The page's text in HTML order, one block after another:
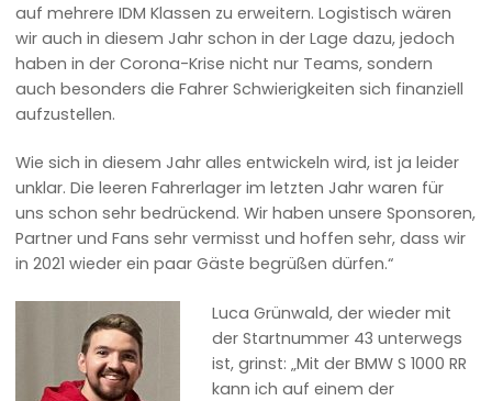
auf mehrere IDM Klassen zu erweitern. Logistisch wären
wir auch in diesem Jahr schon in der Lage dazu, jedoch
haben in der Corona-Krise nicht nur Teams, sondern
auch besonders die Fahrer Schwierigkeiten sich finanziell
aufzustellen.
Wie sich in diesem Jahr alles entwickeln wird, ist ja leider
unklar. Die leeren Fahrerlager im letzten Jahr waren für
uns schon sehr bedrückend. Wir haben unsere Sponsoren,
Partner und Fans sehr vermisst und hoffen sehr, dass wir
in 2021 wieder ein paar Gäste begrüßen dürfen.“
Luca Grünwald, der wieder mit
der Startnummer 43 unterwegs
ist, grinst: „Mit der BMW S 1000 RR
kann ich auf einem der